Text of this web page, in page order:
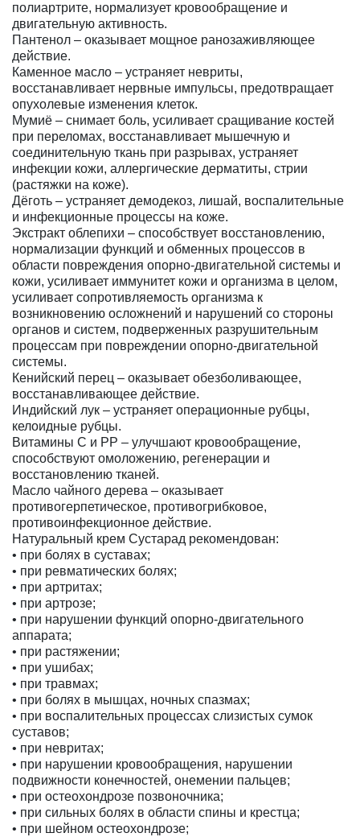
полиартрите, нормализует кровообращение и
двигательную активность.
Пантенол – оказывает мощное ранозаживляющее
действие.
Каменное масло – устраняет невриты,
восстанавливает нервные импульсы, предотвращает
опухолевые изменения клеток.
Мумиё – снимает боль, усиливает сращивание костей
при переломах, восстанавливает мышечную и
соединительную ткань при разрывах, устраняет
инфекции кожи, аллергические дерматиты, стрии
(растяжки на коже).
Дёготь – устраняет демодекоз, лишай, воспалительные
и инфекционные процессы на коже.
Экстракт облепихи – способствует восстановлению,
нормализации функций и обменных процессов в
области повреждения опорно-двигательной системы и
кожи, усиливает иммунитет кожи и организма в целом,
усиливает сопротивляемость организма к
возникновению осложнений и нарушений со стороны
органов и систем, подверженных разрушительным
процессам при повреждении опорно-двигательной
системы.
Кенийский перец – оказывает обезболивающее,
восстанавливающее действие.
Индийский лук – устраняет операционные рубцы,
келоидные рубцы.
Витамины С и РР – улучшают кровообращение,
способствуют омоложению, регенерации и
восстановлению тканей.
Масло чайного дерева – оказывает
противогерпетическое, противогрибковое,
противоинфекционное действие.
Натуральный крем Сустарад рекомендован:
• при болях в суставах;
• при ревматических болях;
• при артритах;
• при артрозе;
• при нарушении функций опорно-двигательного
аппарата;
• при растяжении;
• при ушибах;
• при травмах;
• при болях в мышцах, ночных спазмах;
• при воспалительных процессах слизистых сумок
суставов;
• при невритах;
• при нарушении кровообращения, нарушении
подвижности конечностей, онемении пальцев;
• при остеохондрозе позвоночника;
• при сильных болях в области спины и крестца;
• при шейном остеохондрозе;